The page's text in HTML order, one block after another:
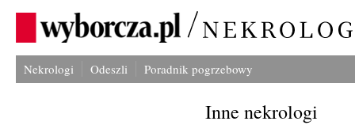
Nekrologi Odeszli Poradnik pogrzebowy
Inne nekrologi